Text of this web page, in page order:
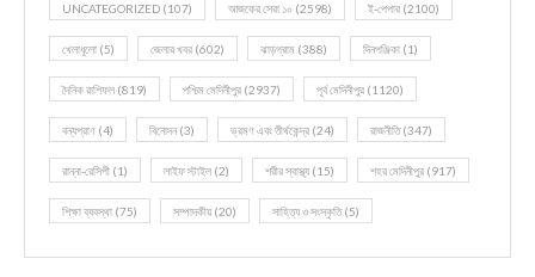
UNCATEGORIZED (107) আজকের সেরা ১০ (2598) ই-পেপার (2100)
খেলাধূলো (5) জেলার খবর (602) ঝাড়গ্রাম (388) দিনপঞ্জিকা (1)
দৈনিক রাশিফল (819) পশ্চিম মেদিনীপুর (2937) পূর্ব মেদিনীপুর (1120)
বন্যপ্রাণ (4) বিনোদন(3) ভ্রমণ এবং তীর্থকেন্দ্র (24) রাজনীতি(347)
রান্না-রেসিপী (1) লাইফ স্টাইল (2) শরীর স্বাস্থ্য (15) শহর মেদিনীপুর (917)
শিক্ষা ব্যবস্থা (75) সম্পাদকীয় (20) সাহিত্য ও সংস্কৃতি(5)